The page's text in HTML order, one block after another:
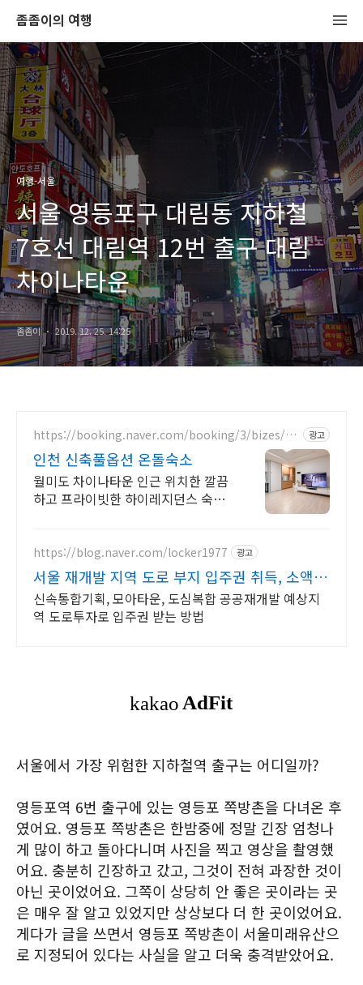
좀좀이의 여행
여행-서울
서울 영등포구 대림동 지하철
7호선 대림역 12번 출구 대림
차이나타운
좀좀이 2019. 12. 25. 14:25
https://booking.naver.com/booking/3/bizes/12
광고
인천 신축풀옵션 온돌숙소
월미도 차이나타운 인근 위치한 깔끔
하고 프라이빗한 하이레지던스 숙소
https://blog.naver.com/locker1977 광고
서울 재개발 지역 도로 부지 입주권 취득, 소액
투자 가능
신속통합기획, 모아타운, 도심복합 공공재개발 예상지
역 도로투자로 입주권 받는 방법
서울에서 가장 위험한 지하철역 출구는 어디일까?
영등포역 6번 출구에 있는 영등포 쪽방촌을 다녀온 후
였어요. 영등포 쪽방촌은 한밤중에 정말 긴장 엄청나
게 많이 하고 돌아다니며 사진을 찍고 영상을 촬영했
어요. 충분히 긴장하고 갔고, 그것이 전혀 과장한 것이
아닌 곳이었어요. 그쪽이 상당히 안 좋은 곳이라는 곳
은 매우 잘 알고 있었지만 상상보다 더 한 곳이었어요.
게다가 글을 쓰면서 영등포 쪽방촌이 서울미래유산으
로 지정되어 있다는 사실을 알고 더욱 충격받았어요.